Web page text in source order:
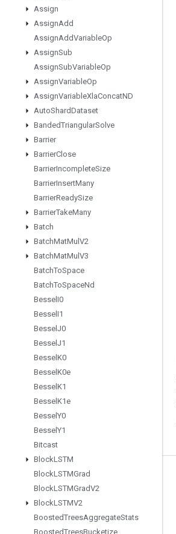
Assign
AssignAdd
AssignAddVariableOp
AssignSub
AssignSubVariableOp
AssignVariableOp
AssignVariableXlaConcatND
AutoShardDataset
BandedTriangularSolve
Barrier
BarrierClose
BarrierIncompleteSize
BarrierInsertMany
BarrierReadySize
BarrierTakeMany
Batch
BatchMatMul V2
BatchMatMul V3
BatchToSpace
BatchToSpaceNd
Bessel I0
Bessel I1
Bessel J0
Bessel J1
Bessel K0
Bessel K0e
Bessel K1
Bessel K1e
Bessel Y0
Bessel Y1
Bitcast
BlockLSTM
BlockLSTMGrad
BlockLSTMGradV2
BlockLSTMV2
BoostedTreesAggregateStats
BoostedTreesBucketize
เชื่อมต่อเสมอ
บล็อก
ฟอรัม